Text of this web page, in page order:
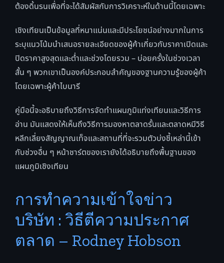
ต้องดิ้นรนเพื่อที่จะได้สัมผัสกับการวิเคราะห์ในด้านนี้โดยเฉพาะ
เชิงเทียนเป็นข้อมูลที่หนาแน่นและมีประโยชน์อย่างมากในการ
ระบุแนวโน้มนำเสนอรายละเอียดของผู้ค้าเกี่ยวกับราคาเปิดและ
ปิดราคาสูงสุดและต่ำและช่วงโดยรวม – บ่อยครั้งในช่วงเวลา
สั้น ๆ พวกเขาเป็นองค์ประกอบสำคัญของฐานความรู้ของผู้ค้า
โดยเฉพาะผู้ค้าไบนารี
คู่มือนี้จะอธิบายถึงวิธีการจัดทำแผนภูมิแท่งเทียนและวิธีการ
อ่าน มันแสดงให้เห็นถึงวิธีการมองหาตลาดรั้นและตลาดหมีวิธี
หลีกเลี่ยงสัญญาณเท็จและสถานที่ที่จะรวมตัวบ่งชี้เหล่านี้เข้า
กับช่วงอื่น ๆ หน้าชาร์ตของเรายังได้อธิบายถึงพื้นฐานของ
แผนภูมิเชิงเทียน
การทำความเข้าใจข่าว
บริษัท : วิธีตีความประกาศ
ตลาด – Rodney Hobson